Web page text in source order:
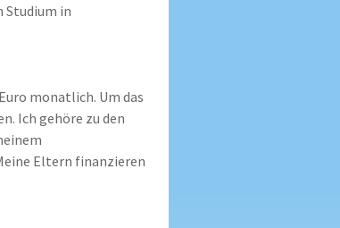
Studium in
monatlich. Um das
Ich gehöre zu den
Eltern finanzieren